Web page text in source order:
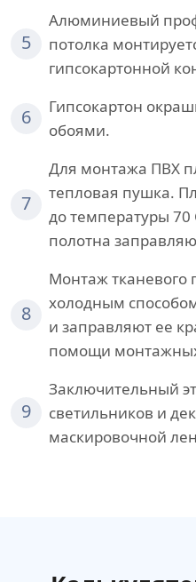
5
Алюминиевый
потолка
гипсокартонной
6
Гипсокартон
обоями.
7
Для монтажа ПВХ
тепловая пушка.
до температуры 70
полотна
8
Монтаж тканевого
холодным
и заправляют ее
помощи
9
Заключительный
светильников и
маскировочной